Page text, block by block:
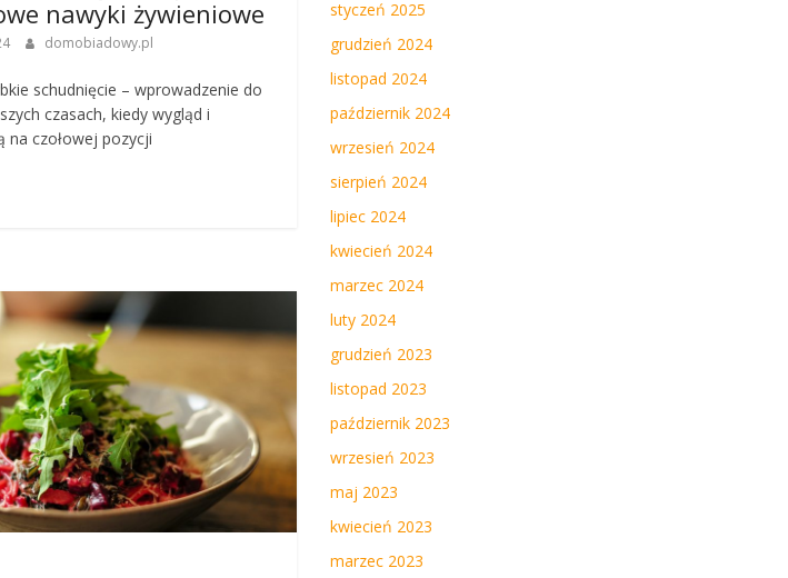
nawyki żywieniowe
domobiadowy.pl
schudnięcie – wprowadzenie do
czasach, kiedy wygląd i
na czołowej pozycji
styczeń 2025
grudzień 2024
listopad 2024
październik 2024
wrzesień 2024
sierpień 2024
lipiec 2024
kwiecień 2024
marzec 2024
luty 2024
grudzień 2023
listopad 2023
październik 2023
wrzesień 2023
maj 2023
kwiecień 2023
marzec 2023